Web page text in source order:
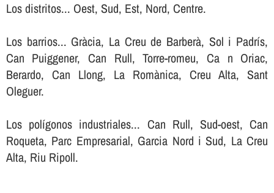
Los distritos... Oest, Sud, Est, Nord, Centre.
Los barrios... Gràcia, La Creu de Barberà, Sol i Padrís,
Can Puiggener, Can Rull, Torre-romeu, Ca n Oriac,
Berardo, Can Llong, La Romànica, Creu Alta, Sant
Oleguer.
Los polígonos industriales... Can Rull, Sud-oest, Can
Roqueta, Parc Empresarial, Garcia Nord i Sud, La Creu
Alta, Riu Ripoll.